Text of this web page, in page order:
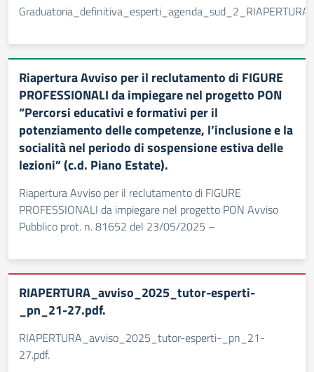
Riapertura Avviso per il reclutamento di FIGURE
PROFESSIONALI da impiegare nel progetto PON
“Percorsi educativi e formativi per il
potenziamento delle competenze, l’inclusione e la
socialità nel periodo di sospensione estiva delle
lezioni” (c.d. Piano Estate).
Riapertura Avviso per il reclutamento di FIGURE
PROFESSIONALI da impiegare nel progetto PON Avviso
Pubblico prot. n. 81652 del 23/05/2025 –
RIAPERTURA_avviso_2025_tutor-esperti-
_pn_21-27.pdf.
RIAPERTURA_avviso_2025_tutor-esperti-_pn_21-
27.pdf.